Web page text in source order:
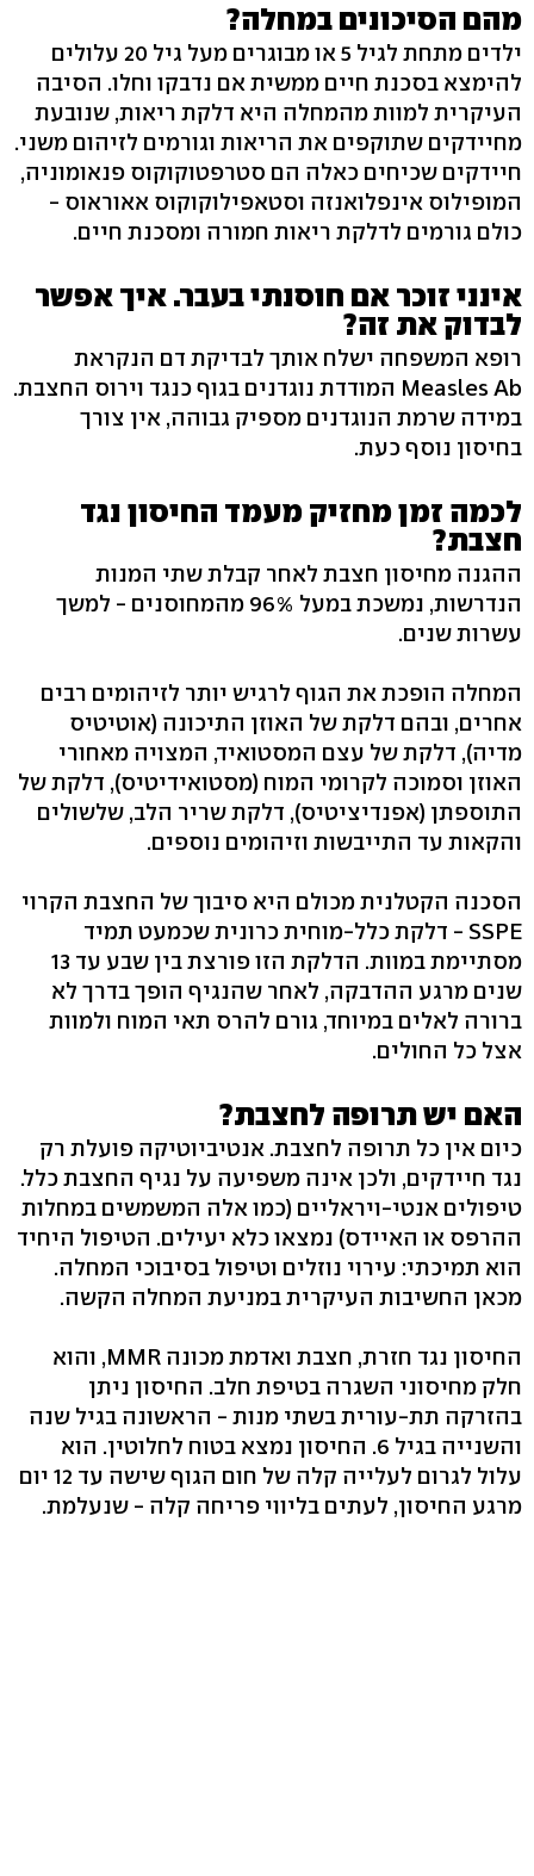
מהם הסיכונים במחלה?
ילדים מתחת לגיל 5 או מבוגרים מעל גיל 20 עלולים
להימצא בסכנת חיים ממשית אם נדבקו וחלו. הסיבה
העיקרית למוות מהמחלה היא דלקת ריאות, שנובעת
מחיידקים שתוקפים את הריאות וגורמים לזיהום משני.
חיידקים שכיחים כאלה הם סטרפטוקוקוס פנאומוניה,
המופילוס אינפלואנזה וסטאפילוקוקוס אאוראוס -
כולם גורמים לדלקת ריאות חמורה ומסכנת חיים.
אינני זוכר אם חוסנתי בעבר. איך אפשר
לבדוק את זה?
רופא המשפחה ישלח אותך לבדיקת דם הנקראת
Measles Ab המודדת נוגדנים בגוף כנגד וירוס החצבת.
במידה שרמת הנוגדנים מספיק גבוהה, אין צורך
בחיסון נוסף כעת.
לכמה זמן מחזיק מעמד החיסון נגד
חצבת?
ההגנה מחיסון חצבת לאחר קבלת שתי המנות
הנדרשות, נמשכת במעל 96% מהמחוסנים - למשך
עשרות שנים.
המחלה הופכת את הגוף לרגיש יותר לזיהומים רבים
אחרים, ובהם דלקת של האוזן התיכונה (אוטיטיס
מדיה), דלקת של עצם המסטואיד, המצויה מאחורי
האוזן וסמוכה לקרומי המוח (מסטואידיטיס), דלקת של
התוספתן (אפנדיציטיס), דלקת שריר הלב, שלשולים
והקאות עד התייבשות וזיהומים נוספים.
הסכנה הקטלנית מכולם היא סיבוך של החצבת הקרוי
SSPE - דלקת כלל-מוחית כרונית שכמעט תמיד
מסתיימת במוות. הדלקת הזו פורצת בין שבע עד 13
שנים מרגע ההדבקה, לאחר שהנגיף הופך בדרך לא
ברורה לאלים במיוחד, גורם להרס תאי המוח ולמוות
אצל כל החולים.
האם יש תרופה לחצבת?
כיום אין כל תרופה לחצבת. אנטיביוטיקה פועלת רק
נגד חיידקים, ולכן אינה משפיעה על נגיף החצבת כלל.
טיפולים אנטי-ויראליים (כמו אלה המשמשים במחלות
ההרפס או האיידס) נמצאו כלא יעילים. הטיפול היחיד
הוא תמיכתי: עירוי נוזלים וטיפול בסיבוכי המחלה.
מכאן החשיבות העיקרית במניעת המחלה הקשה.
החיסון נגד חזרת, חצבת ואדמת מכונה MMR, והוא
חלק מחיסוני השגרה בטיפת חלב. החיסון ניתן
בהזרקה תת-עורית בשתי מנות - הראשונה בגיל שנה
והשנייה בגיל 6. החיסון נמצא בטוח לחלוטין. הוא
עלול לגרום לעלייה קלה של חום הגוף שישה עד 12 יום
מרגע החיסון, לעתים בליווי פריחה קלה - שנעלמת.